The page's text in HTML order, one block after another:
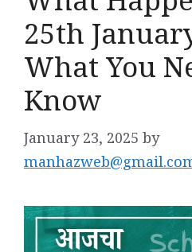
25th
What You
Know
January 23, 2025 by